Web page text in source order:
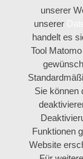
unserer
unserer
handelt es
Tool
Sie können
Funktionen
Website